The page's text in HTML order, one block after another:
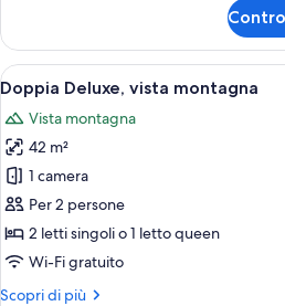
Junior
Apri
tutte
le
foto
per
Doppia
Deluxe,
vista
montagna
5
Doppia Deluxe, vista montagna
Vista montagna
42 m²
1 camera
Per 2 persone
2 letti singoli o 1 letto queen
Wi-Fi gratuito
Scopri di più
Altri